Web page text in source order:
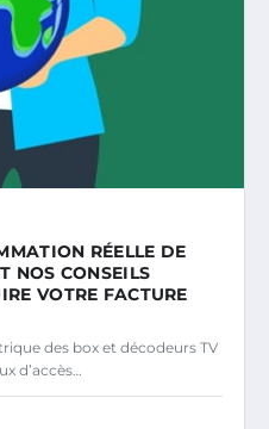
RÉELLE DE
NOS CONSEILS
VOTRE FACTURE
des box et décodeurs TV
d’accès…